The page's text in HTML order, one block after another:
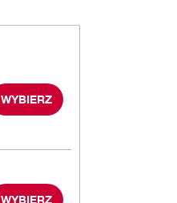
WYBIERZ
WYBIERZ